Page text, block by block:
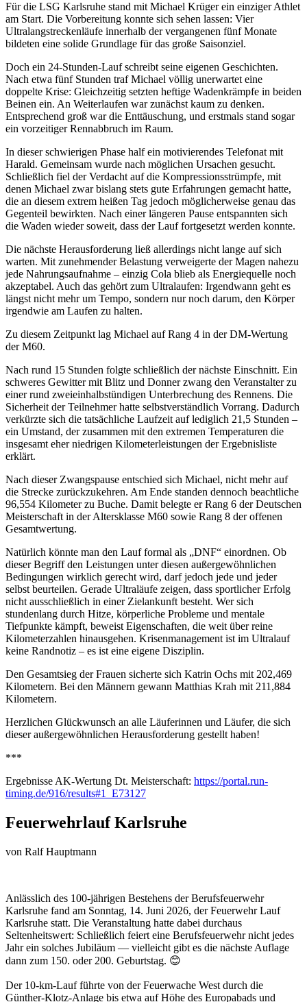
Für die LSG Karlsruhe stand mit Michael Krüger ein einziger Athlet
am Start. Die Vorbereitung konnte sich sehen lassen: Vier
Ultralangstreckenläufe innerhalb der vergangenen fünf Monate
bildeten eine solide Grundlage für das große Saisonziel.
Doch ein 24-Stunden-Lauf schreibt seine eigenen Geschichten.
Nach etwa fünf Stunden traf Michael völlig unerwartet eine
doppelte Krise: Gleichzeitig setzten heftige Wadenkrämpfe in beiden
Beinen ein. An Weiterlaufen war zunächst kaum zu denken.
Entsprechend groß war die Enttäuschung, und erstmals stand sogar
ein vorzeitiger Rennabbruch im Raum.
In dieser schwierigen Phase half ein motivierendes Telefonat mit
Harald. Gemeinsam wurde nach möglichen Ursachen gesucht.
Schließlich fiel der Verdacht auf die Kompressionsstrümpfe, mit
denen Michael zwar bislang stets gute Erfahrungen gemacht hatte,
die an diesem extrem heißen Tag jedoch möglicherweise genau das
Gegenteil bewirkten. Nach einer längeren Pause entspannten sich
die Waden wieder soweit, dass der Lauf fortgesetzt werden konnte.
Die nächste Herausforderung ließ allerdings nicht lange auf sich
warten. Mit zunehmender Belastung verweigerte der Magen nahezu
jede Nahrungsaufnahme – einzig Cola blieb als Energiequelle noch
akzeptabel. Auch das gehört zum Ultralaufen: Irgendwann geht es
längst nicht mehr um Tempo, sondern nur noch darum, den Körper
irgendwie am Laufen zu halten.
Zu diesem Zeitpunkt lag Michael auf Rang 4 in der DM-Wertung
der M60.
Nach rund 15 Stunden folgte schließlich der nächste Einschnitt. Ein
schweres Gewitter mit Blitz und Donner zwang den Veranstalter zu
einer rund zweieinhalbstündigen Unterbrechung des Rennens. Die
Sicherheit der Teilnehmer hatte selbstverständlich Vorrang. Dadurch
verkürzte sich die tatsächliche Laufzeit auf lediglich 21,5 Stunden –
ein Umstand, der zusammen mit den extremen Temperaturen die
insgesamt eher niedrigen Kilometerleistungen der Ergebnisliste
erklärt.
Nach dieser Zwangspause entschied sich Michael, nicht mehr auf
die Strecke zurückzukehren. Am Ende standen dennoch beachtliche
96,554 Kilometer zu Buche. Damit belegte er Rang 6 der Deutschen
Meisterschaft in der Altersklasse M60 sowie Rang 8 der offenen
Gesamtwertung.
Natürlich könnte man den Lauf formal als „DNF“ einordnen. Ob
dieser Begriff den Leistungen unter diesen außergewöhnlichen
Bedingungen wirklich gerecht wird, darf jedoch jede und jeder
selbst beurteilen. Gerade Ultraläufe zeigen, dass sportlicher Erfolg
nicht ausschließlich in einer Zielankunft besteht. Wer sich
stundenlang durch Hitze, körperliche Probleme und mentale
Tiefpunkte kämpft, beweist Eigenschaften, die weit über reine
Kilometerzahlen hinausgehen. Krisenmanagement ist im Ultralauf
keine Randnotiz – es ist eine eigene Disziplin.
Den Gesamtsieg der Frauen sicherte sich Katrin Ochs mit 202,469
Kilometern. Bei den Männern gewann Matthias Krah mit 211,884
Kilometern.
Herzlichen Glückwunsch an alle Läuferinnen und Läufer, die sich
dieser außergewöhnlichen Herausforderung gestellt haben!
***
Ergebnisse AK-Wertung Dt. Meisterschaft: https://portal.run-
timing.de/916/results#1_E73127
Feuerwehrlauf Karlsruhe
von Ralf Hauptmann
Anlässlich des 100-jährigen Bestehens der Berufsfeuerwehr
Karlsruhe fand am Sonntag, 14. Juni 2026, der Feuerwehr Lauf
Karlsruhe statt. Die Veranstaltung hatte dabei durchaus
Seltenheitswert: Schließlich feiert eine Berufsfeuerwehr nicht jedes
Jahr ein solches Jubiläum — vielleicht gibt es die nächste Auflage
dann zum 150. oder 200. Geburtstag. 😊
Der 10-km-Lauf führte von der Feuerwache West durch die
Günther-Klotz-Anlage bis etwa auf Höhe des Europabads und